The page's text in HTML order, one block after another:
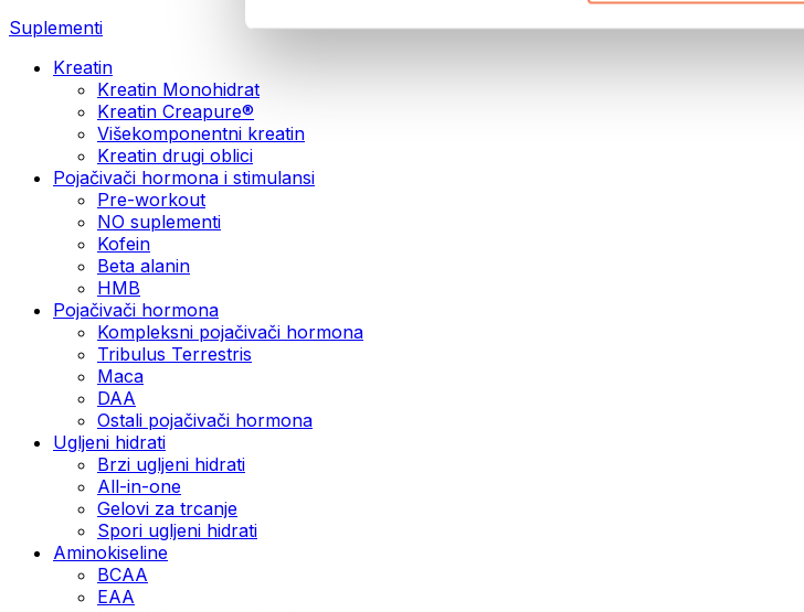
Suplementi
Kreatin
Kreatin Monohidrat
Kreatin Creapure®
Višekomponentni kreatin
Kreatin drugi oblici
Pojačivači hormona i stimulansi
Pre-workout
NO suplementi
Kofein
Beta alanin
HMB
Pojačivači hormona
Kompleksni pojačivači hormona
Tribulus Terrestris
Maca
DAA
Ostali pojačivači hormona
Ugljeni hidrati
Brzi ugljeni hidrati
All-in-one
Gelovi za trcanje
Spori ugljeni hidrati
Aminokiseline
BCAA
ЕАА